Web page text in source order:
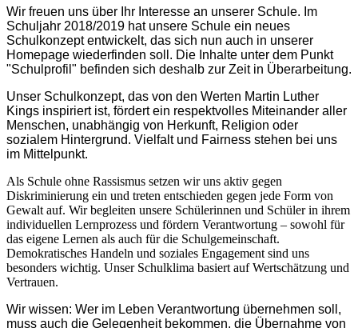
Wir freuen uns über Ihr Interesse an unserer Schule. Im
Schuljahr 2018/2019 hat unsere Schule ein neues
Schulkonzept entwickelt, das sich nun auch in unserer
Homepage wiederfinden soll. Die Inhalte unter dem Punkt
"Schulprofil" befinden sich deshalb zur Zeit in Überarbeitung.
Unser Schulkonzept, das von den Werten Martin Luther
Kings inspiriert ist, fördert ein respektvolles Miteinander aller
Menschen, unabhängig von Herkunft, Religion oder
sozialem Hintergrund. Vielfalt und Fairness stehen bei uns
im Mittelpunkt.
Als Schule ohne Rassismus setzen wir uns aktiv gegen
Diskriminierung ein und treten entschieden gegen jede Form von
Gewalt auf. Wir begleiten unsere Schülerinnen und Schüler in ihrem
individuellen Lernprozess und fördern Verantwortung – sowohl für
das eigene Lernen als auch für die Schulgemeinschaft.
Demokratisches Handeln und soziales Engagement sind uns
besonders wichtig. Unser Schulklima basiert auf Wertschätzung und
Vertrauen.
Wir wissen: Wer im Leben Verantwortung übernehmen soll,
muss auch die Gelegenheit bekommen, die Übernahme von